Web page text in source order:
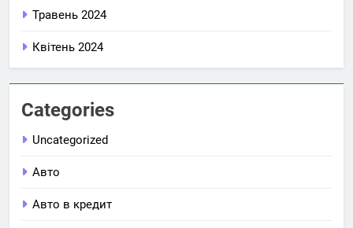
Травень 2024
Квітень 2024
Categories
Uncategorized
Авто
Авто в кредит